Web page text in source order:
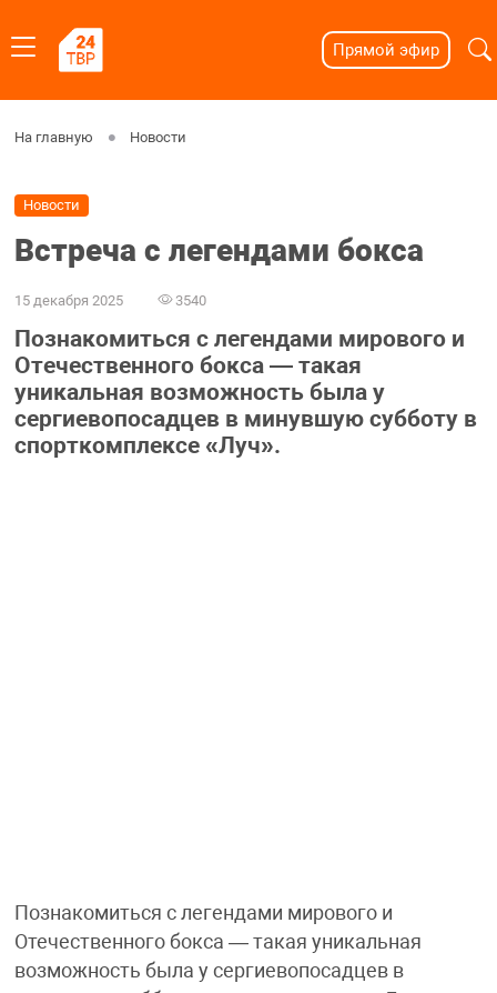
Прямой эфир
На главную Новости
Новости
Встреча с легендами бокса
15 декабря 2025 3540
Познакомиться с легендами мирового и
Отечественного бокса — такая
уникальная возможность была у
сергиевопосадцев в минувшую субботу в
спорткомплексе «Луч».
Познакомиться с легендами мирового и
Отечественного бокса — такая уникальная
возможность была у сергиевопосадцев в